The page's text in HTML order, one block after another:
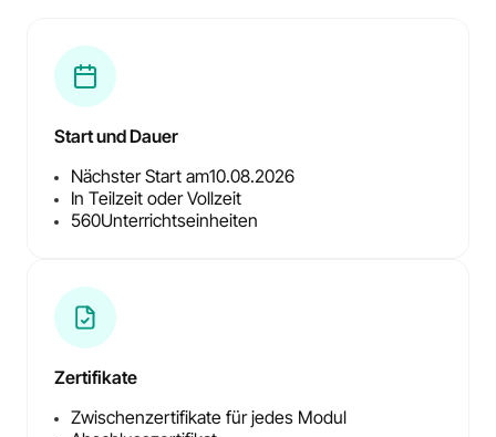
Start und Dauer
Nächster Start am10.08.2026
In Teilzeit oder Vollzeit
560Unterrichtseinheiten
Zertifikate
Zwischenzertifikate für jedes Modul